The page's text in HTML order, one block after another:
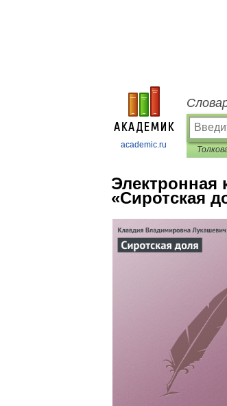
academic.ru
Электронная
«Сиротская